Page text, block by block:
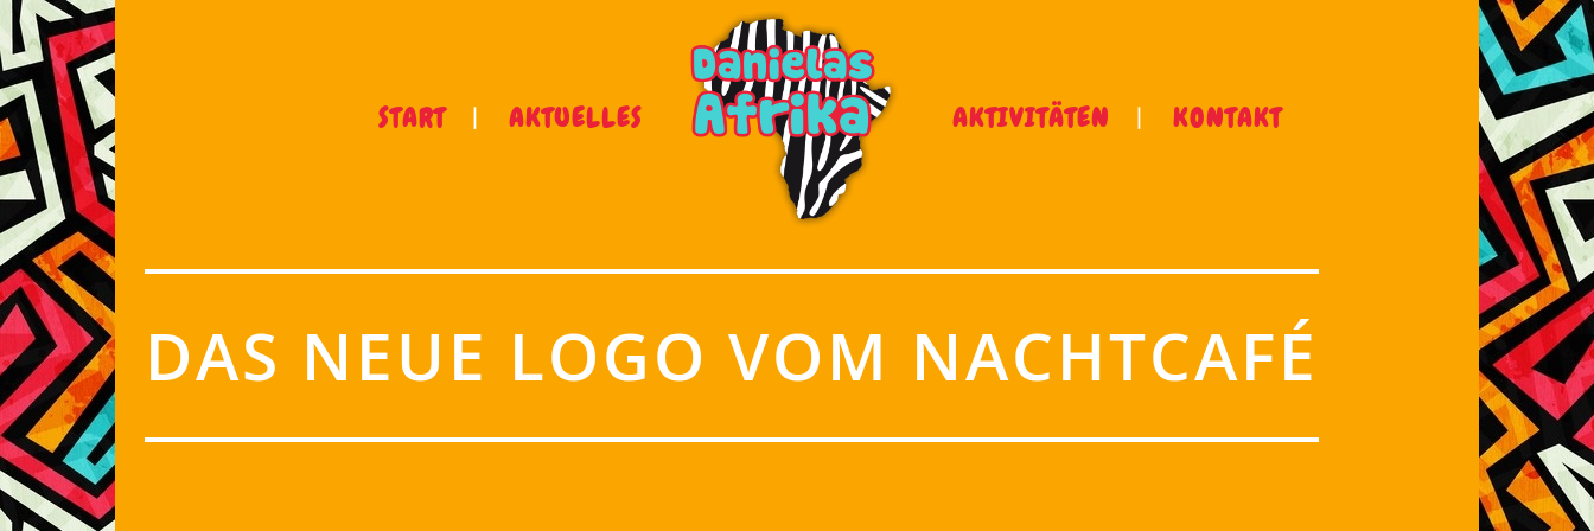
START AKTUELLES AKTIVITÄTEN KONTAKT
DAS NEUE LOGO VOM NACHTCAFÉ